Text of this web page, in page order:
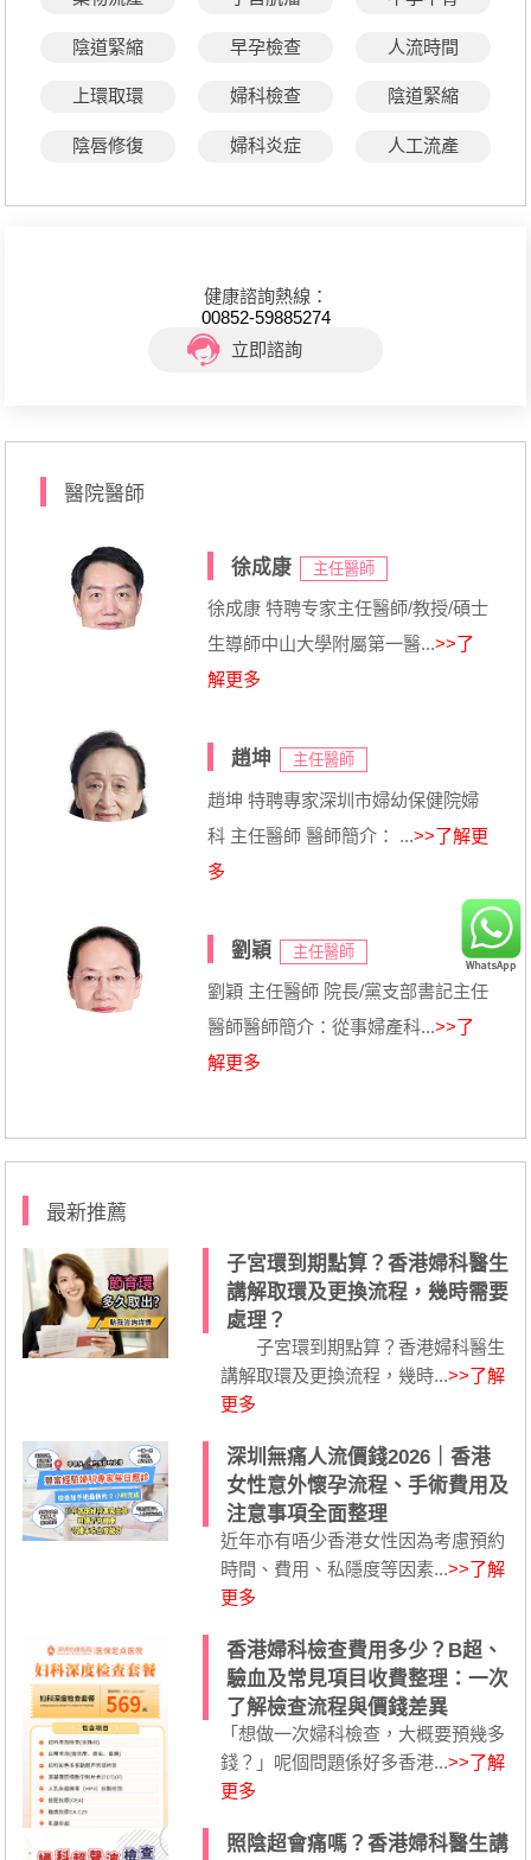
陰道緊縮 早孕檢查 人流時間
上環取環 婦科檢查 陰道緊縮
陰唇修復 婦科炎症 人工流產
健康諮詢熱線：
00852-59885274
立即諮詢
醫院醫師
徐成康 主任醫師
徐成康 特聘专家主任醫師/教授/碩士
生導師中山大學附屬第一醫...>>了
解更多
趙坤 主任醫師
趙坤 特聘專家深圳市婦幼保健院婦
科 主任醫師 醫師簡介： ...>>了解更
多
劉穎 主任醫師
劉穎 主任醫師 院長/黨支部書記主任
醫師醫師簡介：從事婦產科...>>了
解更多
最新推薦
子宮環到期點算？香港婦科醫生
講解取環及更換流程，幾時需要
處理？
子宮環到期點算？香港婦科醫生
講解取環及更換流程，幾時...>>了解
更多
深圳無痛人流價錢2026｜香港
女性意外懷孕流程、手術費用及
注意事項全面整理
近年亦有唔少香港女性因為考慮預約
時間、費用、私隱度等因素...>>了解
更多
香港婦科檢查費用多少？B超、
驗血及常見項目收費整理：一次
了解檢查流程與價錢差異
「想做一次婦科檢查，大概要預幾多
錢？」呢個問題係好多香港...>>了解
更多
照陰超會痛嗎？香港婦科醫生講